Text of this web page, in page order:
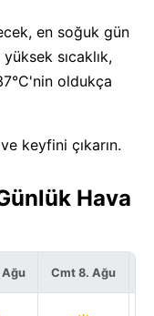
en soğuk gün
sıcaklık,
oldukça
keyfini çıkarın.
Hava
Ağu Cmt 8. Ağu